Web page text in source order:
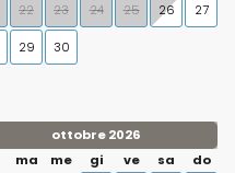
22 23 24 25 26 27
29 30
ottobre 2026
ma me gi ve sa
do